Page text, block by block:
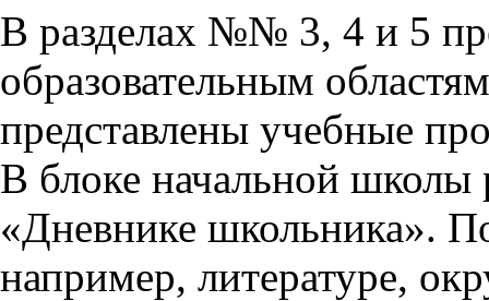
В разделах №№ 3, 4 и 5
образовательным
представлены учебные
В блоке начальной школы
«Дневнике школьника».
например, литературе,